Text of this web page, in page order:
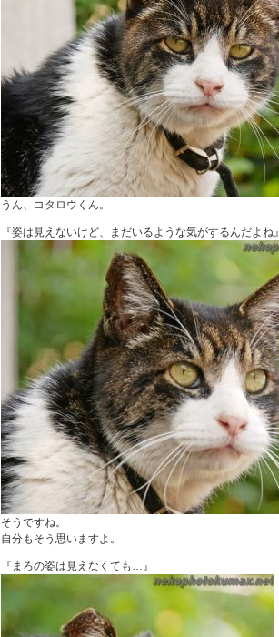
うん、コタロウくん。
『姿は見えないけど、まだいるような気がするんだよね』
そうですね。
自分もそう思いますよ。
『まろの姿は見えなくても…』